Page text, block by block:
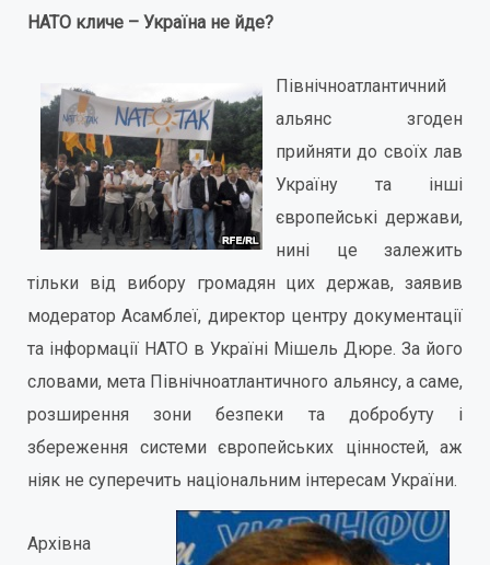
НАТО кличе – Україна не йде?
Північноатлантичний
альянс згоден
прийняти до своїх лав
Україну та інші
європейські держави,
нині це залежить
тільки від вибору громадян цих держав, заявив
модератор Асамблеї, директор центру документації
та інформації НАТО в Україні Мішель Дюре. За його
словами, мета Північноатлантичного альянсу, а саме,
розширення зони безпеки та добробуту і
збереження системи європейських цінностей, аж
ніяк не суперечить національним інтересам України.
Архівна